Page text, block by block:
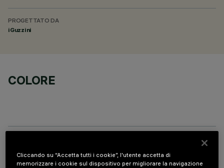
PROGETTATO DA
iGuzzini
COLORE
PROFILO
Cliccando su “Accetta tutti i cookie”, l'utente accetta di
memorizzare i cookie sul dispositivo per migliorare la navigazione